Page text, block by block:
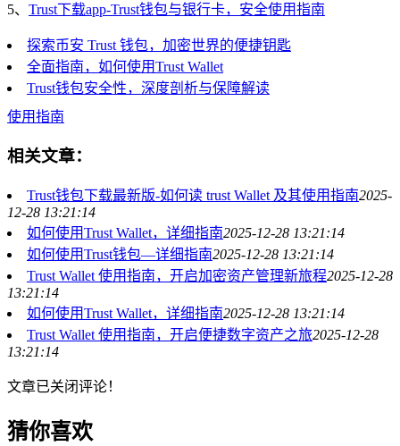
5、 Trust下载app-Trust钱包与银行卡，安全使用指南
探索币安 Trust 钱包，加密世界的便捷钥匙
全面指南，如何使用Trust Wallet
Trust钱包安全性，深度剖析与保障解读
使用指南
相关文章：
Trust钱包下载最新版-如何读 trust Wallet 及其使用指南2025-
12-28 13:21:14
如何使用Trust Wallet，详细指南2025-12-28 13:21:14
如何使用Trust钱包—详细指南2025-12-28 13:21:14
Trust Wallet 使用指南，开启加密资产管理新旅程2025-12-28
13:21:14
如何使用Trust Wallet，详细指南2025-12-28 13:21:14
Trust Wallet 使用指南，开启便捷数字资产之旅2025-12-28
13:21:14
文章已关闭评论！
猜你喜欢